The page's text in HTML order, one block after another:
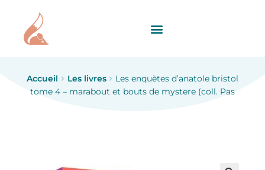
Accueil Les livres
Les enquètes d’anatole bristol
tome 4 – marabout et bouts de mystere (coll. Pas